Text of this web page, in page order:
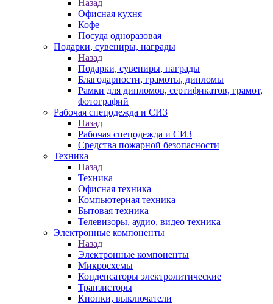
Назад
Офисная кухня
Кофе
Посуда одноразовая
Подарки, сувениры, награды
Назад
Подарки, сувениры, награды
Благодарности, грамоты, дипломы
Рамки для дипломов, сертификатов, грамот,
фотографий
Рабочая спецодежда и СИЗ
Назад
Рабочая спецодежда и СИЗ
Средства пожарной безопасности
Техника
Назад
Техника
Офисная техника
Компьютерная техника
Бытовая техника
Телевизоры, аудио, видео техника
Электронные компоненты
Назад
Электронные компоненты
Микросхемы
Конденсаторы электролитические
Транзисторы
Кнопки, выключатели